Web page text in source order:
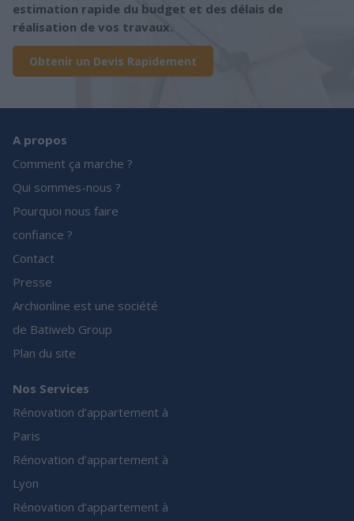
estimation rapide du budget et des délais de
réalisation de vos travaux.
Obtenir un Devis Rapidement
A propos
Comment ça marche ?
Qui sommes-nous ?
Pourquoi nous faire
confiance ?
Contact
Presse
Archionline est une société
de Batiweb Group
Plan du site
Nos Services
Rénovation d’appartement à
Paris
Rénovation d’appartement à
Lyon
Rénovation d’appartement à